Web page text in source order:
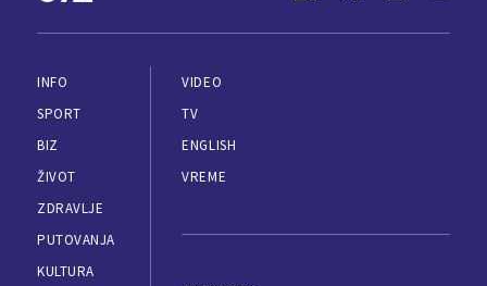
INFO
SPORT
BIZ
ŽIVOT
ZDRAVLJE
PUTOVANJA
KULTURA
VIDEO
TV
ENGLISH
VREME